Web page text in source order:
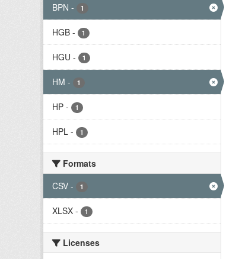
BPN - 1
HGB - 1
HGU - 1
HM - 1
HP - 1
HPL - 1
Formats
CSV - 1
XLSX - 1
Licenses